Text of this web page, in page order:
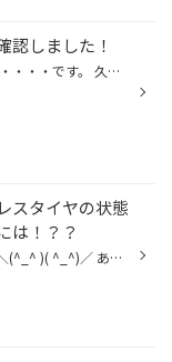
認しました！
みなさま！ こんばんは・・・・です。 久しぶりのスタッフ日記で・・すみませんm(_ _)m 突然スタートしてしまったタイヤの履き替えに時間がとれず。。。。 今日は店から見える前方の山に、積雪を確認しました。そんな状況なので、本日もタイヤ交換作業は全開です。 タイヤの購入をお考えのお客様は...
スタイヤの状態
は！？？
みなさま、こんにちは＼(^_^ )( ^_^)／ あっという間に１１月、そろそろタイヤの履き替えを考える時期が来ました。 ホームページをご覧頂いているお客様で、今シーズンも使用して大丈夫か不安のある お客様は・・・いつでもお気軽に冬タイヤを１本ご持参ください。 タイヤの残り溝、タイヤの柔らか...